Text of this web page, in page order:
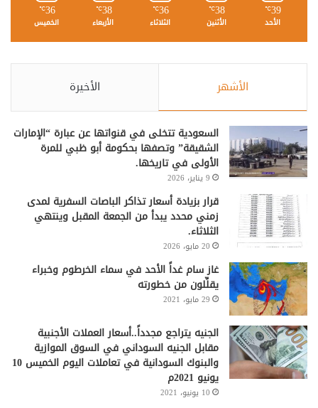
39
℃
الأحد
38
℃
الأثنين
36
℃
الثلاثاء
38
℃
الأربعاء
36
℃
الخميس
الأشهر الأخيرة
السعودية تتخلى في قنواتها عن عبارة “الإمارات
الشقيقة” وتصفها بحكومة أبو ظبي للمرة
الأولى في تاريخها.
9 يناير، 2026
قرار بزيادة أسعار تذاكر الباصات السفرية لمدى
زمني محدد يبدأ من الجمعة المقبل وينتهي
الثلاثاء.
20 مايو، 2026
غاز سام غداً الأحد في سماء الخرطوم وخبراء
يقلِّلون من خطورته
29 مايو، 2021
الجنيه يتراجع مجدداً..أسعار العملات الأجنبية
مقابل الجنيه السوداني في السوق الموازية
والبنوك السودانية في تعاملات اليوم الخميس 10
يونيو 2021م
10 يونيو، 2021